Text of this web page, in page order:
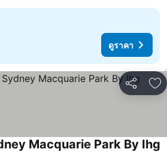
ดูราคา
แชร์ เ
Macquarie Park By Ihg